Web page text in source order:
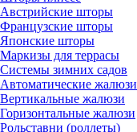
Австрийские шторы
Французские шторы
Японские шторы
Маркизы для террасы
Системы зимних садов
Автоматические жалюзи
Вертикальные жалюзи
Горизонтальные жалюзи
Рольставни (роллеты)